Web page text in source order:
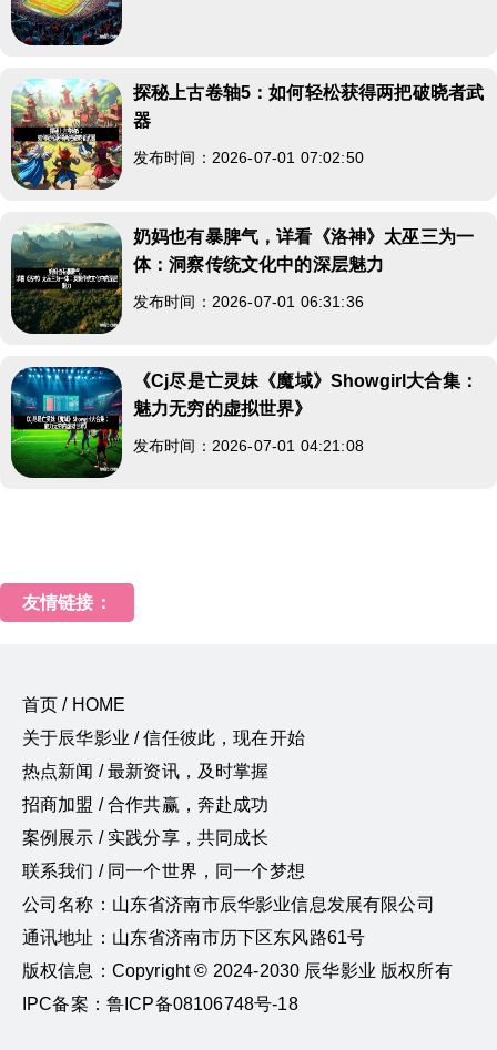
探秘上古卷轴5：如何轻松获得两把破晓者武
器
发布时间：2026-07-01 07:02:50
奶妈也有暴脾气，详看《洛神》太巫三为一
体：洞察传统文化中的深层魅力
发布时间：2026-07-01 06:31:36
《Cj尽是亡灵妹《魔域》Showgirl大合集：
魅力无穷的虚拟世界》
发布时间：2026-07-01 04:21:08
友情链接：
首页 / HOME
关于辰华影业 / 信任彼此，现在开始
热点新闻 / 最新资讯，及时掌握
招商加盟 / 合作共赢，奔赴成功
案例展示 / 实践分享，共同成长
联系我们 / 同一个世界，同一个梦想
公司名称：山东省济南市辰华影业信息发展有限公司
通讯地址：山东省济南市历下区东风路61号
版权信息：Copyright © 2024-2030 辰华影业 版权所有
IPC备案：鲁ICP备08106748号-18